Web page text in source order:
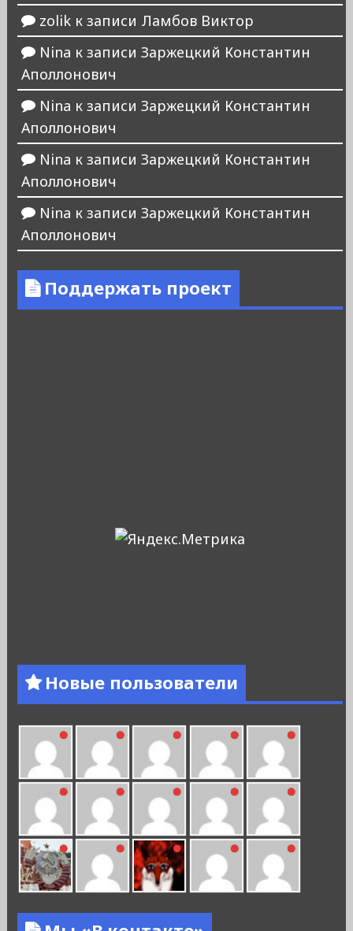
zolikк записи Ламбов Виктор
Nina к записи Заржецкий Константин
Аполлонович
Nina к записи Заржецкий Константин
Аполлонович
Nina к записи Заржецкий Константин
Аполлонович
Nina к записи Заржецкий Константин
Аполлонович
Поддержать проект
Новые пользователи